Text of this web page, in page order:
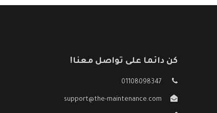
كن دائما على تواصل معنا!
01108098347
support@the-maintenance.com